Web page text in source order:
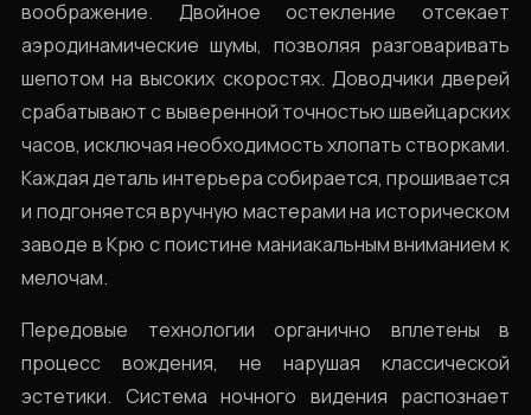
воображение. Двойное остекление отсекает
аэродинамические шумы, позволяя разговаривать
шепотом на высоких скоростях. Доводчики дверей
срабатывают с выверенной точностью швейцарских
часов, исключая необходимость хлопать створками.
Каждая деталь интерьера собирается, прошивается
и подгоняется вручную мастерами на историческом
заводе в Крю с поистине маниакальным вниманием к
мелочам.
Передовые технологии органично вплетены в
процесс вождения, не нарушая классической
эстетики. Система ночного видения распознает